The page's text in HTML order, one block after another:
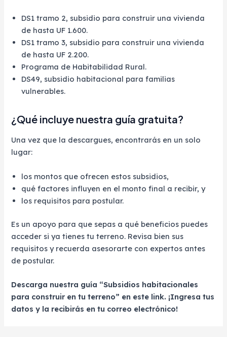
DS1 tramo 2, subsidio para construir una vivienda
de hasta UF 1.600.
DS1 tramo 3, subsidio para construir una vivienda
de hasta UF 2.200.
Programa de Habitabilidad Rural.
DS49, subsidio habitacional para familias
vulnerables.
¿Qué incluye nuestra guía gratuita?
Una vez que la descargues, encontrarás en un solo
lugar:
los montos que ofrecen estos subsidios,
qué factores influyen en el monto final a recibir, y
los requisitos para postular.
Es un apoyo para que sepas a qué beneficios puedes
acceder si ya tienes tu terreno. Revisa bien sus
requisitos y recuerda asesorarte con expertos antes
de postular.
Descarga nuestra guía “Subsidios habitacionales
para construir en tu terreno” en este link. ¡Ingresa tus
datos y la recibirás en tu correo electrónico!